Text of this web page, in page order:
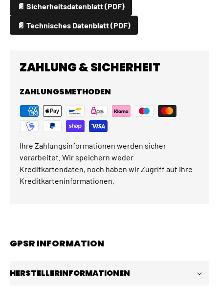
📄 Sicherheitsdatenblatt (PDF)
📄 Technisches Datenblatt (PDF)
ZAHLUNG & SICHERHEIT
ZAHLUNGSMETHODEN
Ihre Zahlungsinformationen werden sicher
verarbeitet. Wir speichern weder
Kreditkartendaten, noch haben wir Zugriff auf Ihre
Kreditkarteninformationen.
GPSR INFORMATION
HERSTELLERINFORMATIONEN